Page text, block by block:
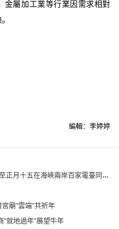
金屬加工業等行業因需求相對
編輯：李婷婷
十五在海峽兩岸百家電臺同步播出
廟“雲端”共祈年
就地過年”展望牛年